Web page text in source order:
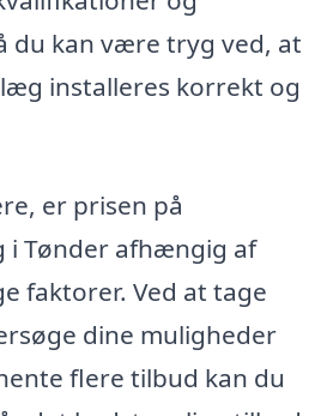
du kan være tryg ved, at
installeres korrekt og
er prisen på
Tønder afhængig af
faktorer. Ved at tage
dine muligheder
flere tilbud kan du